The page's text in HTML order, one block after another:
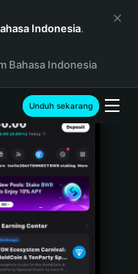
Indonesia.
Bahasa Indonesia
Unduh sekarang